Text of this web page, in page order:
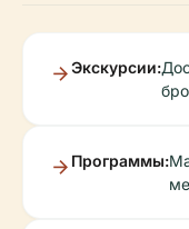
Экскурсии:
Программы: